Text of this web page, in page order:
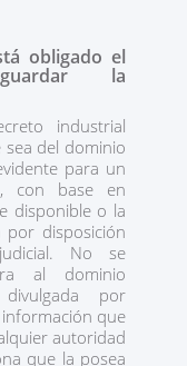
obligado el
la
industrial
del dominio
para un
con base en
disponible o la
por disposición
No se
al dominio
por
que
autoridad
la posea